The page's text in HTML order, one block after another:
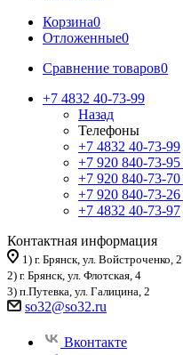
Корзина0
Отложенные0
Сравнение товаров0
+7 4832 40-73-99
Назад
Телефоны
+7 4832 40-73-99
+7 920 840-73-95
+7 920 840-73-70
+7 920 840-73-26
+7 4832 40-73-97
Контактная информация
1) г. Брянск, ул. Войстроченко, 2
2) г. Брянск, ул. Флотская, 4
3) п.Путевка, ул. Галицина, 2
so32@so32.ru
Вконтакте